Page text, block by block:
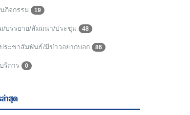
กิจกรรม 19
/บรรยาย/สัมมนา/ประชุม 48
ระชาสัมพันธ์/มีข่าวอยากบอก 86
ริการ 0
าสุด